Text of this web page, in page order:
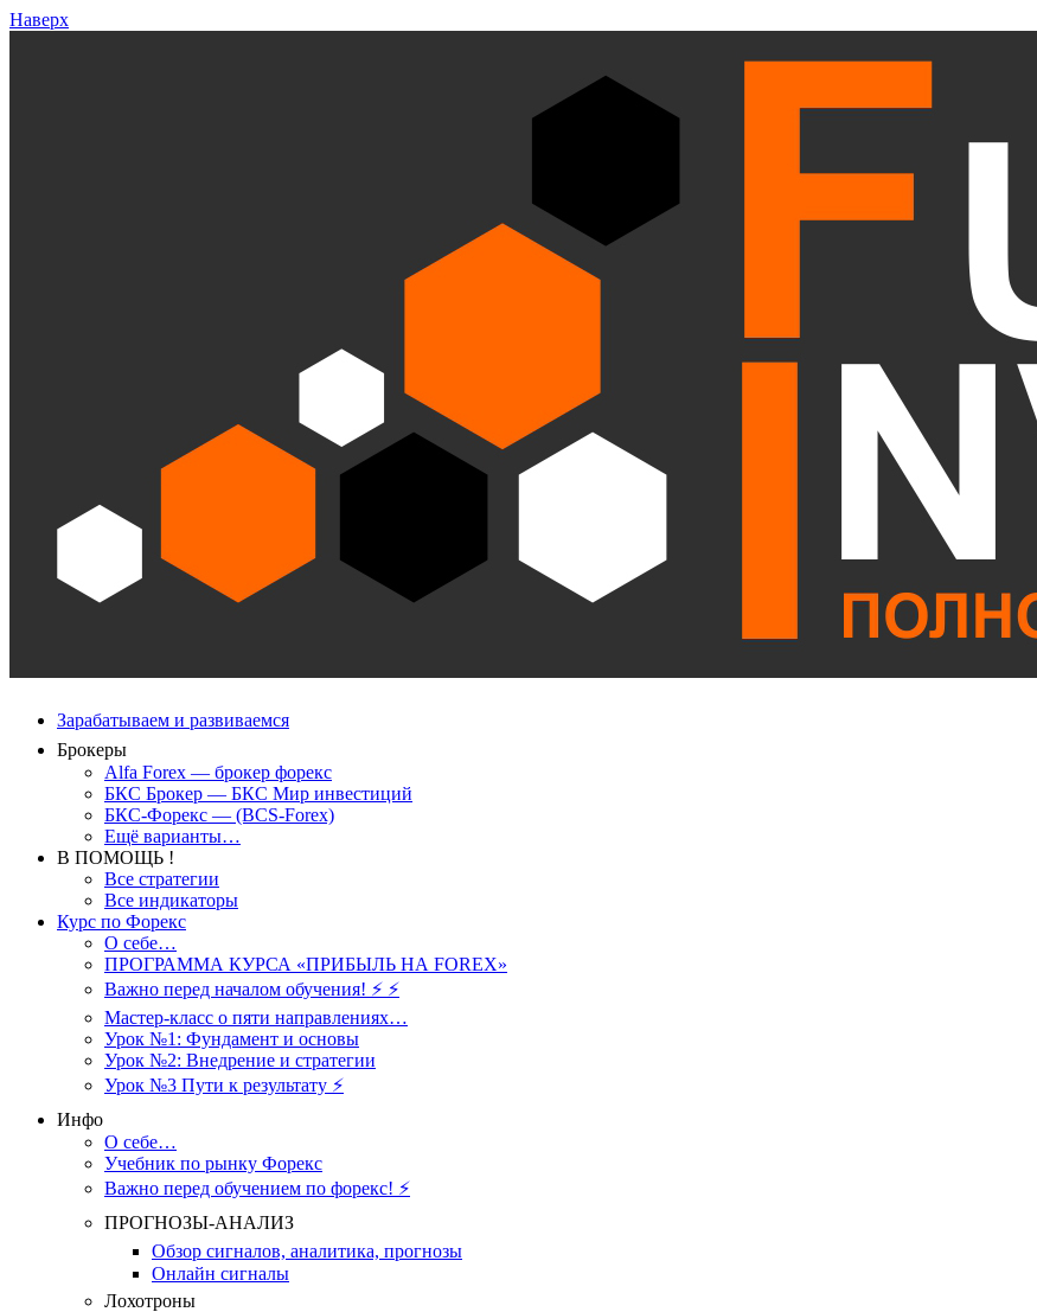
Наверх
Зарабатываем и развиваемся
Брокеры
Alfa Forex — брокер форекс
БКС Брокер — БКС Мир инвестиций
БКС-Форекс — (BCS-Forex)
Ещё варианты…
В ПОМОЩЬ !
Все стратегии
Все индикаторы
Курс по Форекс
О себе…
ПРОГРАММА КУРСА «ПРИБЫЛЬ НА FOREX»
Важно перед началом обучения! ⚡ ⚡
Мастер-класс о пяти направлениях…
Урок №1: Фундамент и основы
Урок №2: Внедрение и стратегии
Урок №3 Пути к результату ⚡️
Инфо
О себе…
Учебник по рынку Форекс
Важно перед обучением по форекс! ⚡
ПРОГНОЗЫ-АНАЛИЗ
Обзор сигналов, аналитика, прогнозы
Онлайн сигналы
Лохотроны